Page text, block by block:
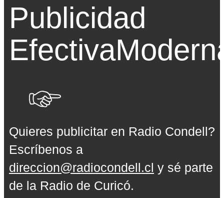
Publicidad
Efectiva
Quieres publicitar en Radio Condell?
Escríbenos a
direccion@radiocondell.cl y sé parte
de la Radio de Curicó.